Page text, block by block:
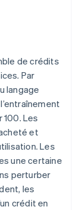
de crédits
Par
langage
100. Les
et
Les
une certaine
perturber
les
crédit en